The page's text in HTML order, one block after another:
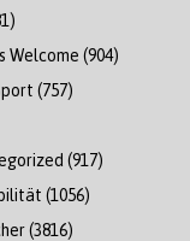
Welcome (904)
(757)
(917)
(1056)
(3816)